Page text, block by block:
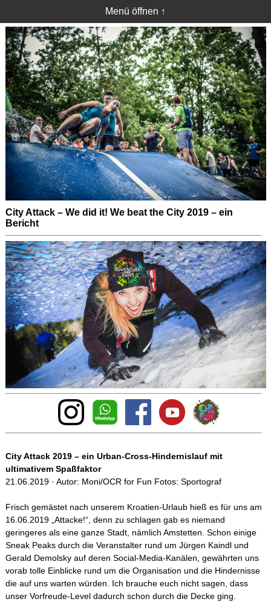
Menü öffnen ↑
City Attack – We did it! We beat the City 2019 – ein
Bericht
City Attack 2019 – ein Urban-Cross-Hindernislauf mit
ultimativem Spaßfaktor
21.06.2019 · Autor: Moni/OCR for Fun Fotos: Sportograf
Frisch gemästet nach unserem Kroatien-Urlaub hieß es für uns am
16.06.2019 „Attacke!“, denn zu schlagen gab es niemand
geringeres als eine ganze Stadt, nämlich Amstetten. Schon einige
Sneak Peaks durch die Veranstalter rund um Jürgen Kaindl und
Gerald Demolsky auf deren Social-Media-Kanälen, gewährten uns
vorab tolle Einblicke rund um die Organisation und die Hindernisse
die auf uns warten würden. Ich brauche euch nicht sagen, dass
unser Vorfreude-Level dadurch schon durch die Decke ging.